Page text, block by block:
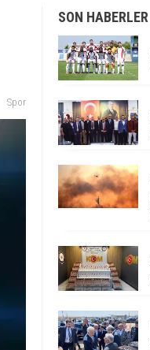
Spor
SON HABERLER